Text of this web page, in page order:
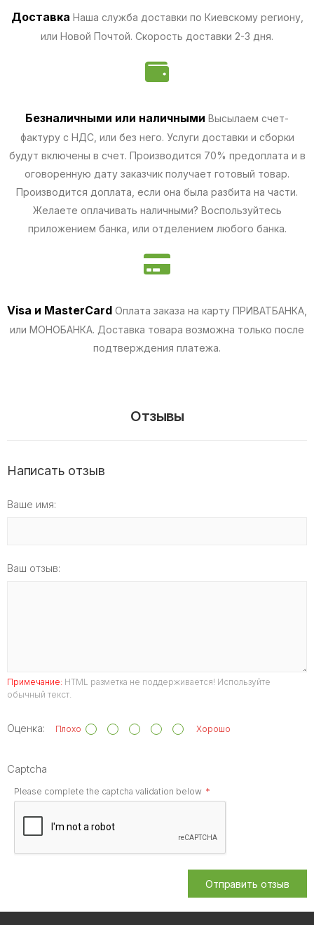
Доставка Наша служба доставки по Киевскому региону,
или Новой Почтой. Скорость доставки 2-3 дня.
Безналичными или наличными Высылаем счет-
фактуру с НДС, или без него. Услуги доставки и сборки
будут включены в счет. Производится 70% предоплата и в
оговоренную дату заказчик получает готовый товар.
Производится доплата, если она была разбита на части.
Желаете оплачивать наличными? Воспользуйтесь
приложением банка, или отделением любого банка.
Visa и MasterCard Оплата заказа на карту ПРИВАТБАНКА,
или МОНОБАНКА. Доставка товара возможна только после
подтверждения платежа.
Отзывы
Написать отзыв
Ваше имя:
Ваш отзыв:
Примечание: HTML разметка не поддерживается! Используйте
обычный текст.
Оценка: Плохо Хорошо
Captcha
Please complete the captcha validation below
Отправить отзыв